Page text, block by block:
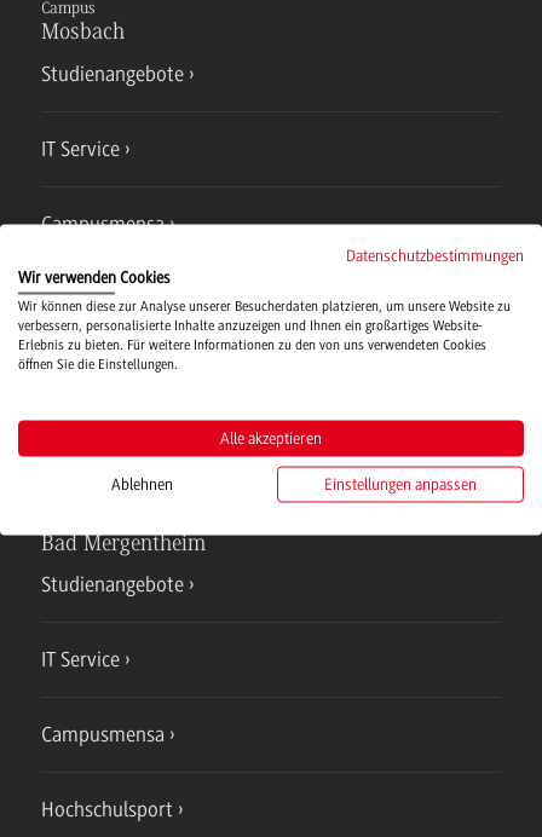
Campus
Mosbach
Studienangebote
IT Service
Campusmensa
Hochschulsport
Verwaltung
Bad Mergentheim
Studienangebote
IT Service
Campusmensa
Hochschulsport
Datenschutzbestimmungen
Wir verwenden Cookies
Wir können diese zur Analyse unserer Besucherdaten platzieren, um unsere Website zu
verbessern, personalisierte Inhalte anzuzeigen und Ihnen ein großartiges Website-
Erlebnis zu bieten. Für weitere Informationen zu den von uns verwendeten Cookies
öffnen Sie die Einstellungen.
Alle akzeptieren
Ablehnen Einstellungen anpassen